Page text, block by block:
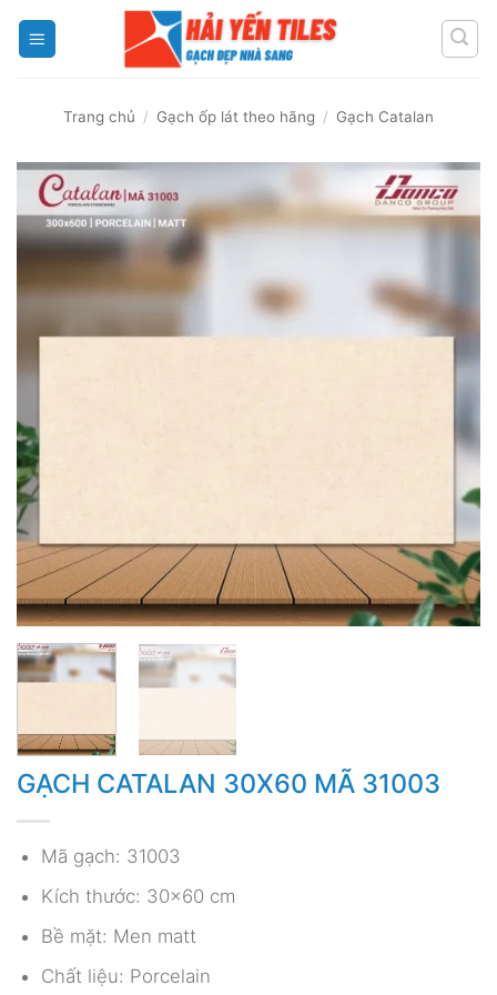
Trang chủ / Gạch ốp lát theo hãng / Gạch Catalan
GẠCH CATALAN 30X60 MÃ 31003
Mã gạch: 31003
Kích thước: 30×60 cm
Bề mặt: Men matt
Chất liệu: Porcelain